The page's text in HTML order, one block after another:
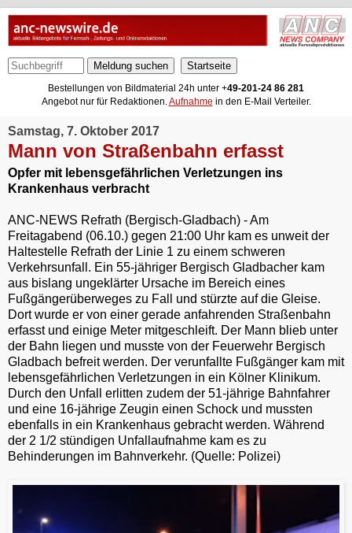
Meldung suchen
Bestellungen von Bildmaterial 24h unter +49-201-24 86 281
Angebot nur für Redaktionen.Aufnahme in den E-Mail Verteiler.
Samstag, 7. Oktober 2017
Mann von Straßenbahn erfasst
Opfer mit lebensgefährlichen Verletzungen ins
Krankenhaus verbracht
ANC-NEWS Refrath (Bergisch-Gladbach) - Am
Freitagabend (06.10.) gegen 21:00 Uhr kam es unweit der
Haltestelle Refrath der Linie 1 zu einem schweren
Verkehrsunfall. Ein 55-jähriger Bergisch Gladbacher kam
aus bislang ungeklärter Ursache im Bereich eines
Fußgängerüberweges zu Fall und stürzte auf die Gleise.
Dort wurde er von einer gerade anfahrenden Straßenbahn
erfasst und einige Meter mitgeschleift. Der Mann blieb unter
der Bahn liegen und musste von der Feuerwehr Bergisch
Gladbach befreit werden. Der verunfallte Fußgänger kam mit
lebensgefährlichen Verletzungen in ein Kölner Klinikum.
Durch den Unfall erlitten zudem der 51-jährige Bahnfahrer
und eine 16-jährige Zeugin einen Schock und mussten
ebenfalls in ein Krankenhaus gebracht werden. Während
der 2 1/2 stündigen Unfallaufnahme kam es zu
Behinderungen im Bahnverkehr. (Quelle: Polizei)